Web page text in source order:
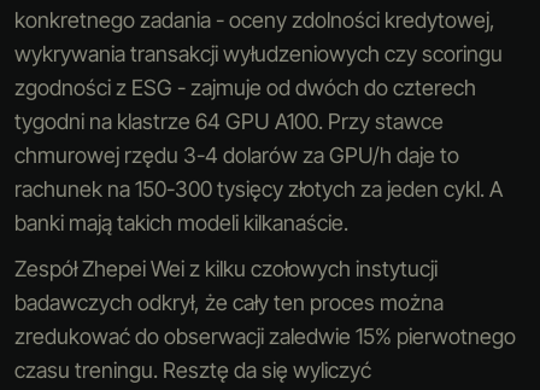
konkretnego zadania - oceny zdolności kredytowej,
wykrywania transakcji wyłudzeniowych czy scoringu
zgodności z ESG - zajmuje od dwóch do czterech
tygodni na klastrze 64 GPU A100. Przy stawce
chmurowej rzędu 3-4 dolarów za GPU/h daje to
rachunek na 150-300 tysięcy złotych za jeden cykl. A
banki mają takich modeli kilkanaście.
Zespół Zhepei Wei z kilku czołowych instytucji
badawczych odkrył, że cały ten proces można
zredukować do obserwacji zaledwie 15% pierwotnego
czasu treningu. Resztę da się wyliczyć